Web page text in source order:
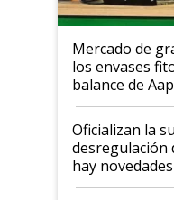
Mercado de
los envases
balance de
Oficializan la
desregulación
hay
la hidrovía